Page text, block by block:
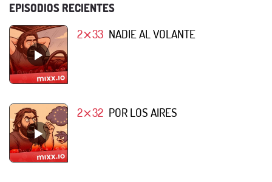
EPISODIOS RECIENTES
2⨯33 NADIE AL VOLANTE
2⨯32 POR LOS AIRES